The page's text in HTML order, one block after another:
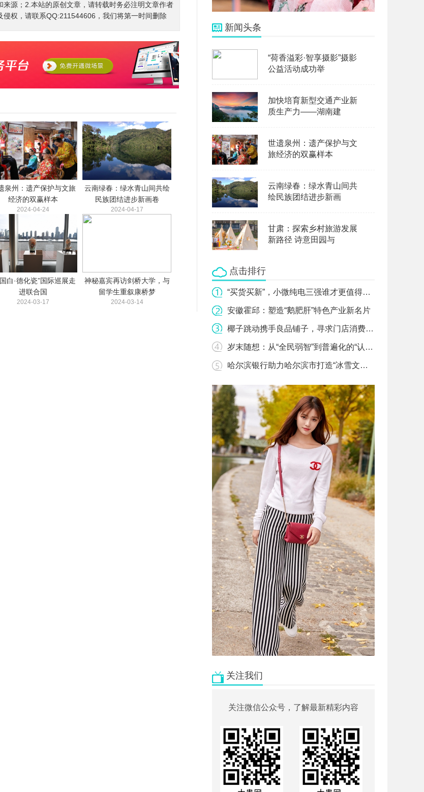
源；2.本站的原创文章，请转载时务必注明文章作者
权，请联系QQ:211544606，我们将第一时间删除
泉州：遗产保护与文旅
经济的双赢样本
2024-04-24
云南绿春：绿水青山间共绘
民族团结进步新画卷
2024-04-17
白·德化瓷”国际巡展走
进联合国
2024-03-17
神秘嘉宾再访剑桥大学，与
留学生重叙康桥梦
2024-03-14
新闻头条
“荷香溢彩·智享摄影”摄影
公益活动成功举
加快培育新型交通产业新
质生产力——湖南建
世遗泉州：遗产保护与文
旅经济的双赢样本
云南绿春：绿水青山间共
绘民族团结进步新画
甘肃：探索乡村旅游发展
新路径 诗意田园与
点击排行
“买货买新”，小微纯电三强谁才更值得选？
安徽霍邱：塑造“鹅肥肝”特色产业新名片
椰子跳动携手良品铺子，寻求门店消费新模式
岁末随想：从“全民弱智”到普遍化的“认知失调”
哈尔滨银行助力哈尔滨市打造“冰雪文化之都”
关注我们
关注微信公众号，了解最新精彩内容